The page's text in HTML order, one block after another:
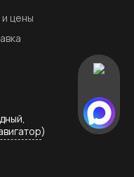
и цены
)